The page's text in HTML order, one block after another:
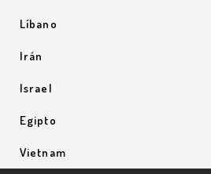
Líbano
Irán
Israel
Egipto
Vietnam